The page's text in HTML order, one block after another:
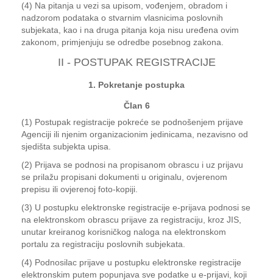
(4) Na pitanja u vezi sa upisom, vođenjem, obradom i
nadzorom podataka o stvarnim vlasnicima poslovnih
subjekata, kao i na druga pitanja koja nisu uređena ovim
zakonom, primjenjuju se odredbe posebnog zakona.
II - POSTUPAK REGISTRACIJE
1. Pokretanje postupka
Član 6
(1) Postupak registracije pokreće se podnošenjem prijave
Agenciji ili njenim organizacionim jedinicama, nezavisno od
sjedišta subjekta upisa.
(2) Prijava se podnosi na propisanom obrascu i uz prijavu
se prilažu propisani dokumenti u originalu, ovjerenom
prepisu ili ovjerenoj foto-kopiji.
(3) U postupku elektronske registracije e-prijava podnosi se
na elektronskom obrascu prijave za registraciju, kroz JIS,
unutar kreiranog korisničkog naloga na elektronskom
portalu za registraciju poslovnih subjekata.
(4) Podnosilac prijave u postupku elektronske registracije
elektronskim putem popunjava sve podatke u e-prijavi, koji